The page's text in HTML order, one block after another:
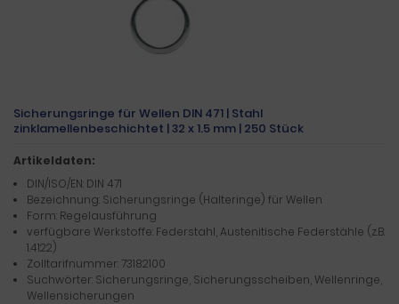
Sicherungsringe für Wellen DIN 471 | Stahl
zinklamellenbeschichtet | 32 x 1.5 mm | 250 Stück
Artikeldaten:
DIN/ISO/EN: DIN 471
Bezeichnung: Sicherungsringe (Halteringe) für Wellen
Form: Regelausführung
verfügbare Werkstoffe: Federstahl, Austenitische Federstähle (z.B.
1.4122)
Zolltarifnummer: 73182100
Suchwörter: Sicherungsringe, Sicherungsscheiben, Wellenringe,
Wellensicherungen